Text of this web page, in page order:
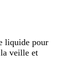
liquide pour
veille et